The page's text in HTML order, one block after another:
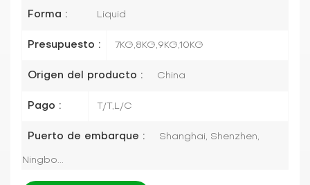
Forma : Liquid
Presupuesto : 7KG,8KG,9KG,10KG
Origen del producto : China
Pago : T/T,L/C
Puerto de embarque : Shanghai, Shenzhen,
Ningbo...